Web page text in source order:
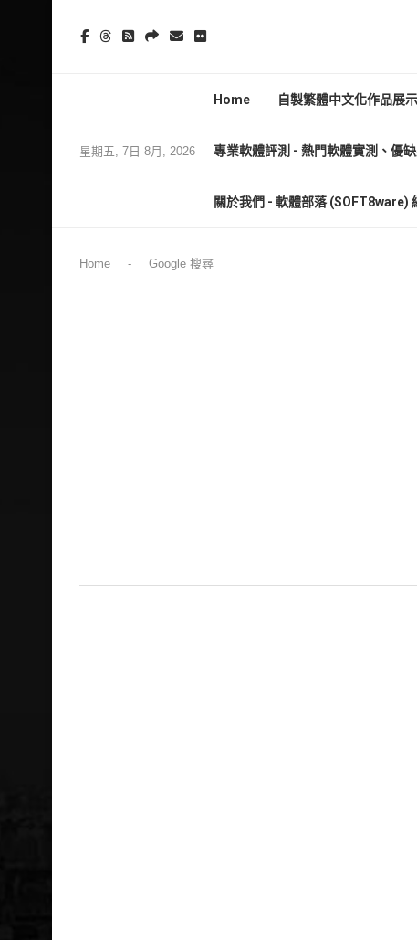
星期五, 7日 8月, 2026
Home 自製繁體中文化作品展
專業軟體評測 - 熱門軟體實測、優
關於我們 - 軟體部落 (SOFT8ware)
Home - Google 搜尋